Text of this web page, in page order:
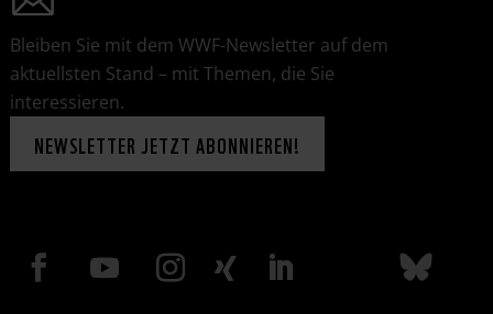
Bleiben Sie mit dem WWF-Newsletter auf dem
aktuellsten Stand – mit Themen, die Sie
interessieren.
NEWSLETTER JETZT ABONNIEREN!